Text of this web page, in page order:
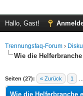
Hallo, Gast!
Trennungsfaq-Forum ›
Wie die
Seiten (27): « Zurück 1
Durchschnitt
Wie die Helferbranche